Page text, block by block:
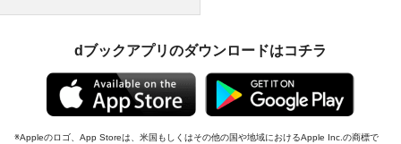
dブックアプリのダウンロードはコチラ
Appleのロゴ、App Storeは、米国もしくはその他の国や地域におけるApple Inc.の商標で